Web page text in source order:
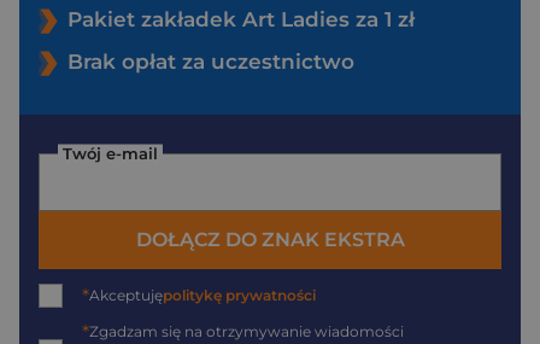
Pakiet zakładek Art Ladies za 1 zł
Brak opłat za uczestnictwo
Twój e-mail
DOŁĄCZ DO ZNAK EKSTRA
*Akceptujępolitykę prywatności
*Zgadzam się na otrzymywanie wiadomości